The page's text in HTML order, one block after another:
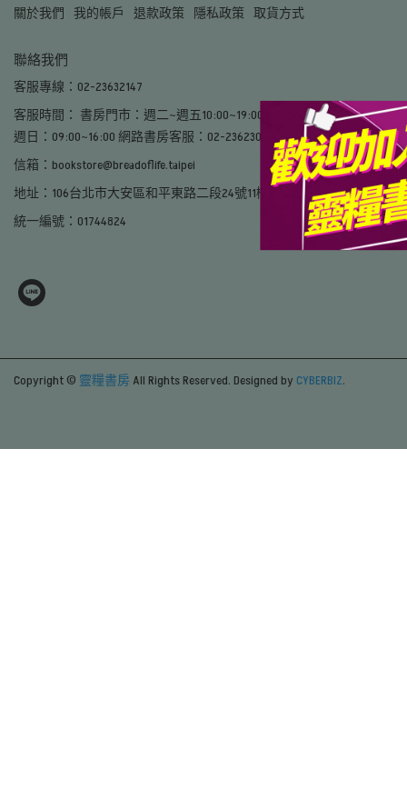
關於我們 我的帳戶 退款政策 隱私政策 取貨方式
聯絡我們
客服專線：02-23632147
客服時間： 書房門市：週二~週五10:00~19:00、週六：12:30~19:00、
週日：09:00~16:00 網路書房客服：02-23623022#8462
信箱：bookstore@breadoflife.taipei
地址：106台北市大安區和平東路二段24號11樓
統一編號：01744824
Copyright © 靈糧書房 All Rights Reserved. Designed by CYBERBIZ.